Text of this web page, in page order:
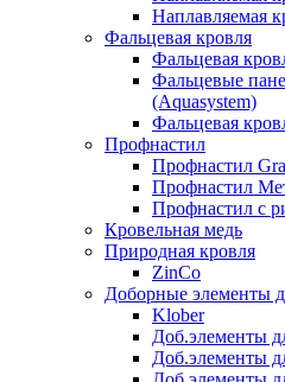
Наплавляемая
Фальцевая кровля
Фальцевая
Фальцевые
(Aquasystem)
Фальцевая
Профнастил
Профнастил
Профнастил
Профнастил с
Кровельная медь
Природная кровля
ZinCo
Доборные элементы
Klober
Доб.элементы
Доб.элементы